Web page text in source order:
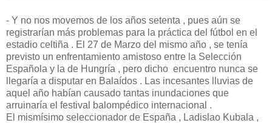
- Y no nos movemos de los años setenta , pues aún se
registrarían más problemas para la práctica del fútbol en el
estadio celtiña . El 27 de Marzo del mismo año , se tenía
previsto un enfrentamiento amistoso entre la Selección
Española y la de Hungría , pero dicho encuentro nunca se
llegaría a disputar en Balaídos . Las incesantes lluvias de
aquel año habían causado tantas inundaciones que
arruinaría el festival balompédico internacional .
El mismísimo seleccionador de España , Ladislao Kubala ,